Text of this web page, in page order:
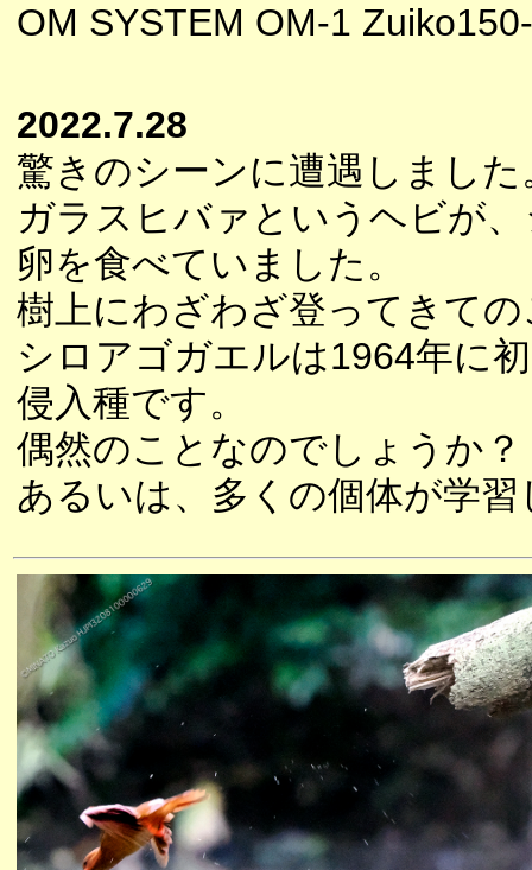
OM SYSTEM OM-1
2022.7.28
驚きのシーンに遭遇しました
ガラスヒバァというヘビが
卵を食べていました。
樹上にわざわざ登ってきて
シロアゴガエルは1964年に
侵入種です。
偶然のことなのでしょうか？
あるいは、多くの個体が学